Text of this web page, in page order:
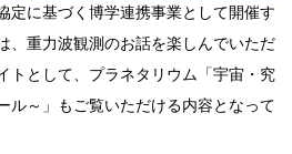
定に基づく博学連携事業として開催す
、重力波観測のお話を楽しんでいただ
トとして、プラネタリウム「宇宙・究
ル～」もご覧いただける内容となって